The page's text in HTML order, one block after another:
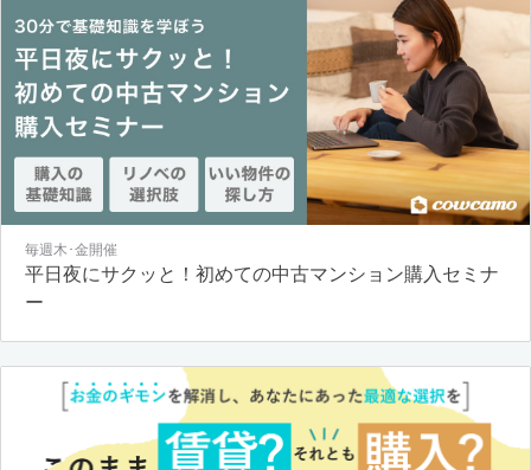
毎週木･金開催
平日夜にサクッと！初めての中古マンション購入セミナ
ー